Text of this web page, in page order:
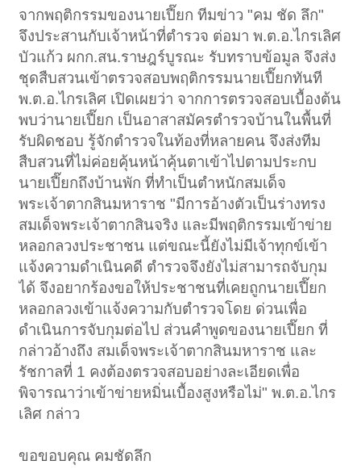
จากพฤติกรรมของนายเปี๊ยก ทีมข่าว "คม ชัด ลึก"
จึงประสานกับเจ้าหน้าที่ตำรวจ ต่อมา พ.ต.อ.ไกรเลิศ
บัวแก้ว ผกก.สน.ราษฎร์บูรณะ รับทราบข้อมูล จึงส่ง
ชุดสืบสวนเข้าตรวจสอบพฤติกรรมนายเปี๊ยกทันที
พ.ต.อ.ไกรเลิศ เปิดเผยว่า จากการตรวจสอบเบื้องต้น
พบว่านายเปี๊ยก เป็นอาสาสมัครตำรวจบ้านในพื้นที่
รับผิดชอบ รู้จักตำรวจในท้องที่หลายคน จึงส่งทีม
สืบสวนที่ไม่ค่อยคุ้นหน้าคุ้นตาเข้าไปตามประกบ
นายเปี๊ยกถึงบ้านพัก ที่ทำเป็นตำหนักสมเด็จ
พระเจ้าตากสินมหาราช "มีการอ้างตัวเป็นร่างทรง
สมเด็จพระเจ้าตากสินจริง และมีพฤติกรรมเข้าข่าย
หลอกลวงประชาชน แต่ขณะนี้ยังไม่มีเจ้าทุกข์เข้า
แจ้งความดำเนินคดี ตำรวจจึงยังไม่สามารถจับกุม
ได้ จึงอยากร้องขอให้ประชาชนที่เคยถูกนายเปี๊ยก
หลอกลวงเข้าแจ้งความกับตำรวจโดย ด่วนเพื่อ
ดำเนินการจับกุมต่อไป ส่วนคำพูดของนายเปี๊ยก ที่
กล่าวอ้างถึง สมเด็จพระเจ้าตากสินมหาราช และ
รัชกาลที่ 1 คงต้องตรวจสอบอย่างละเอียดเพื่อ
พิจารณาว่าเข้าข่ายหมิ่นเบื้องสูงหรือไม่" พ.ต.อ.ไกร
เลิศ กล่าว
ขอขอบคุณ คมชัดลึก